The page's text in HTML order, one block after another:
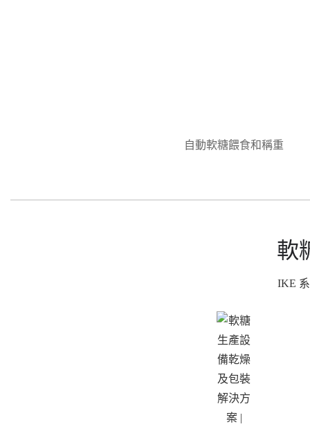
自動軟糖餵食和稱重
軟
IKE